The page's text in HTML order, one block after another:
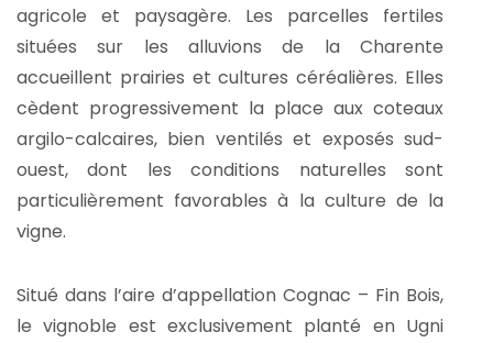
agricole et paysagère. Les parcelles fertiles
situées sur les alluvions de la Charente
accueillent prairies et cultures céréalières. Elles
cèdent progressivement la place aux coteaux
argilo-calcaires, bien ventilés et exposés sud-
ouest, dont les conditions naturelles sont
particulièrement favorables à la culture de la
vigne.
Situé dans l’aire d’appellation Cognac – Fin Bois,
le vignoble est exclusivement planté en Ugni